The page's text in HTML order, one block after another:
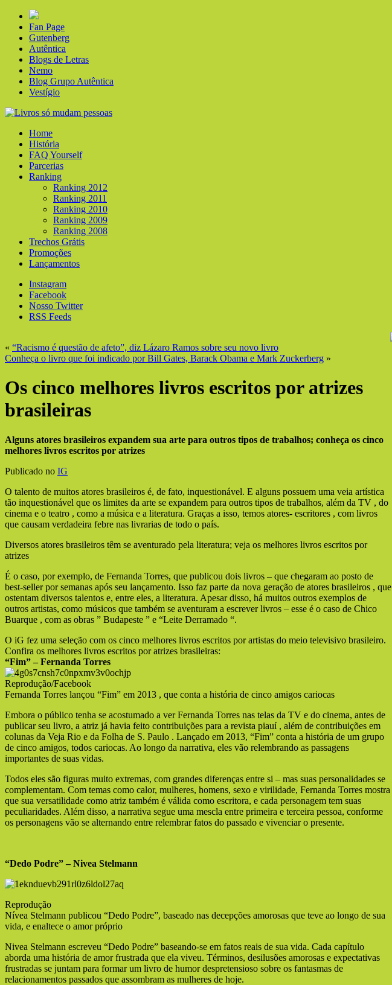
Fan Page
Gutenberg
Autêntica
Blogs de Letras
Nemo
Blog Grupo Autêntica
Vestígio
Home
História
FAQ Yourself
Parcerias
Ranking
Ranking 2012
Ranking 2011
Ranking 2010
Ranking 2009
Ranking 2008
Trechos Grátis
Promoções
Lançamentos
Instagram
Facebook
Nosso Twitter
RSS Feeds
« “Racismo é questão de afeto”, diz Lázaro Ramos sobre seu novo livro
Conheça o livro que foi indicado por Bill Gates, Barack Obama e Mark Zuckerberg »
Os cinco melhores livros escritos por atrizes
brasileiras
Alguns atores brasileiros expandem sua arte para outros tipos de trabalhos; conheça os cinco
melhores livros escritos por atrizes
Publicado no IG
O talento de muitos atores brasileiros é, de fato, inquestionável. E alguns possuem uma veia artística
tão inquestionável que os limites da arte se expandem para outros tipos de trabalhos, além da TV , do
cinema e o teatro , como a música e a literatura. Graças a isso, temos atores- escritores , com livros
que causam verdadeira febre nas livrarias de todo o país.
Diversos atores brasileiros têm se aventurado pela literatura; veja os melhores livros escritos por
atrizes
É o caso, por exemplo, de Fernanda Torres, que publicou dois livros – que chegaram ao posto de
best-seller por semanas após seu lançamento. Isso faz parte da nova geração de atores brasileiros , que
ostentam diversos talentos e, entre eles, a literatura. Apesar disso, há muitos outros exemplos de
outros artistas, como músicos que também se aventuram a escrever livros – esse é o caso de Chico
Buarque , com as obras ” Budapeste ” e “Leite Derramado “.
O iG fez uma seleção com os cinco melhores livros escritos por artistas do meio televisivo brasileiro.
Confira os melhores livros escritos por atrizes brasileiras:
“Fim” – Fernanda Torres
Reprodução/Facebook
Fernanda Torres lançou “Fim” em 2013 , que conta a história de cinco amigos cariocas
Embora o público tenha se acostumado a ver Fernanda Torres nas telas da TV e do cinema, antes de
publicar seu livro, a atriz já havia feito contribuições para a revista piauí , além de contribuições em
colunas da Veja Rio e da Folha de S. Paulo . Lançado em 2013, “Fim” conta a história de um grupo
de cinco amigos, todos cariocas. Ao longo da narrativa, eles vão relembrando as passagens
importantes de suas vidas.
Todos eles são figuras muito extremas, com grandes diferenças entre si – mas suas personalidades se
complementam. Com temas como calor, mulheres, homens, sexo e virilidade, Fernanda Torres mostra
que sua versatilidade como atriz também é válida como escritora, e cada personagem tem suas
peculiaridades. Além disso, a narrativa segue uma mescla entre primeira e terceira pessoa, conforme
os personagens vão se alternando entre relembrar fatos do passado e vivenciar o presente.
“Dedo Podre” – Nivea Stelmann
Reprodução
Nívea Stelmann publicou “Dedo Podre”, baseado nas decepções amorosas que teve ao longo de sua
vida, e enaltece o amor próprio
Nivea Stelmann escreveu “Dedo Podre” baseando-se em fatos reais de sua vida. Cada capítulo
aborda uma história de amor frustrada que ela viveu. Términos, desilusões amorosas e expectativas
frustradas se juntam para formar um livro de humor despretensioso sobre os fantasmas de
relacionamentos passados que assombram as mulheres de hoje.